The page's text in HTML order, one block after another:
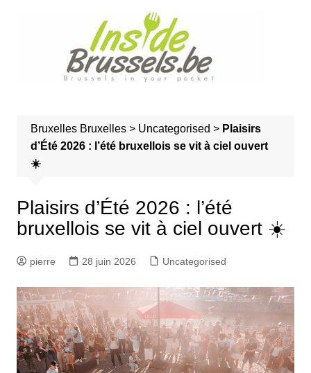
Bruxelles Bruxelles> Uncategorised > Plaisirs
d’Été 2026 : l’été bruxellois se vit à ciel ouvert
☀️
Plaisirs d’Été 2026 : l’été
bruxellois se vit à ciel ouvert ☀️
pierre 28 juin 2026 Uncategorised